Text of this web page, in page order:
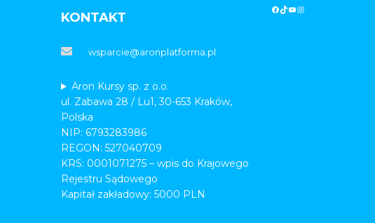
KONTAKT
wsparcie@aronplatforma.pl
Aron Kursy sp. z o.o.
ul. Zabawa 28 / Lu1, 30-653 Kraków,
Polska
NIP: 6793283986
REGON: 527040709
KRS: 0001071275 – wpis do Krajowego
Rejestru Sądowego
Kapitał zakładowy: 5000 PLN